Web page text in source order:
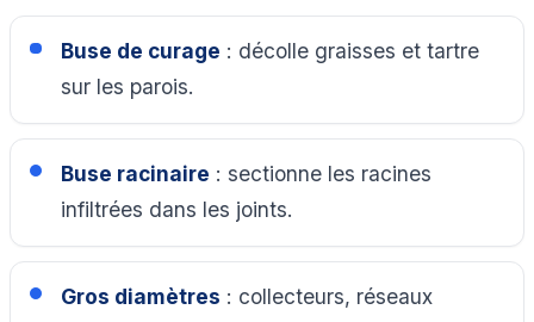
Buse de curage : décolle graisses et tartre
sur les parois.
Buse racinaire : sectionne les racines
infiltrées dans les joints.
Gros diamètres : collecteurs, réseaux